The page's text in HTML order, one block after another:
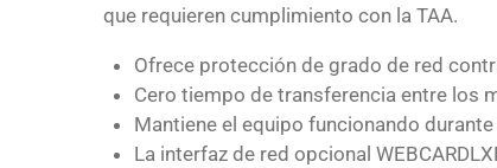
que requieren cumplimiento con la TAA.
Ofrece protección de grado de red
Cero tiempo de transferencia entre los
Mantiene el equipo funcionando
La interfaz de red opcional